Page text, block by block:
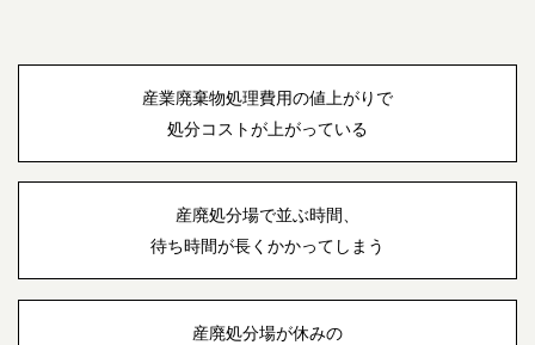
産業廃棄物処理費用の値上がりで
処分コストが上がっている
産廃処分場で並ぶ時間、
待ち時間が長くかかってしまう
産廃処分場が休みの